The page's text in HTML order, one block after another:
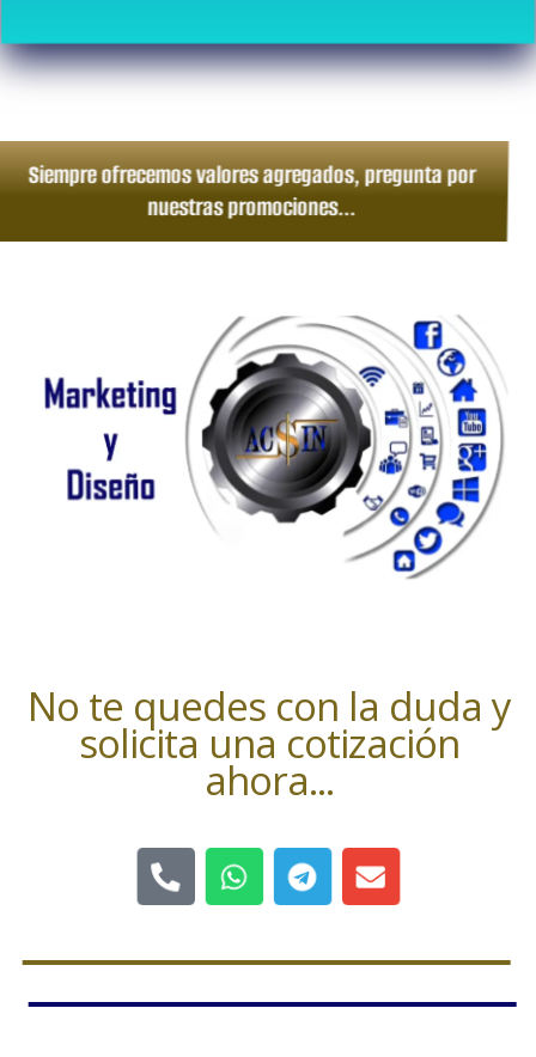
Siempre ofrecemos valores agregados, pregunta por
nuestras promociones...
No te quedes con la duda y
solicita una cotización
ahora...
P
h
n
-
W
h
t
a
T
e
e
r
E
n
e
o